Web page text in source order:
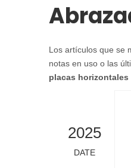
Los artículos que se
notas en uso o las
placas horizontales
2025
DATE